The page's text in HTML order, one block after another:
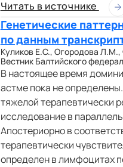
Читать в источнике
Генетические
по данным
Куликов Е.С., Огородова
Вестник Балтийского
В настоящее время
астме пока не
тяжелой терапевтически
исследование в
Апостериорно в
терапевтически
определен в лимфоцитах